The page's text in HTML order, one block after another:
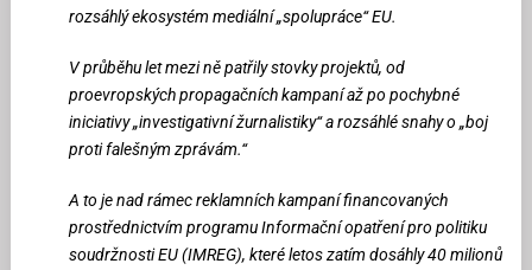
rozsáhlý ekosystém mediální „spolupráce“ EU.
V průběhu let mezi ně patřily stovky projektů, od
proevropských propagačních kampaní až po pochybné
iniciativy „investigativní žurnalistiky“ a rozsáhlé snahy o „boj
proti falešným zprávám.“
A to je nad rámec reklamních kampaní financovaných
prostřednictvím programu Informační opatření pro politiku
soudržnosti EU (IMREG), které letos zatím dosáhly 40 milionů